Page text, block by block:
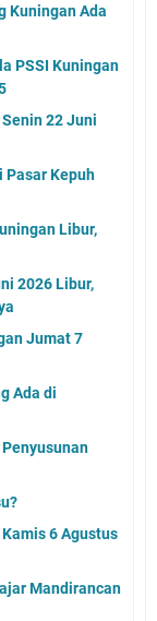
Kuningan Ada
PSSI Kuningan
22 Juni
Pasar Kepuh
Libur,
2026 Libur,
Jumat 7
Ada di
6 Agustus
Mandirancan